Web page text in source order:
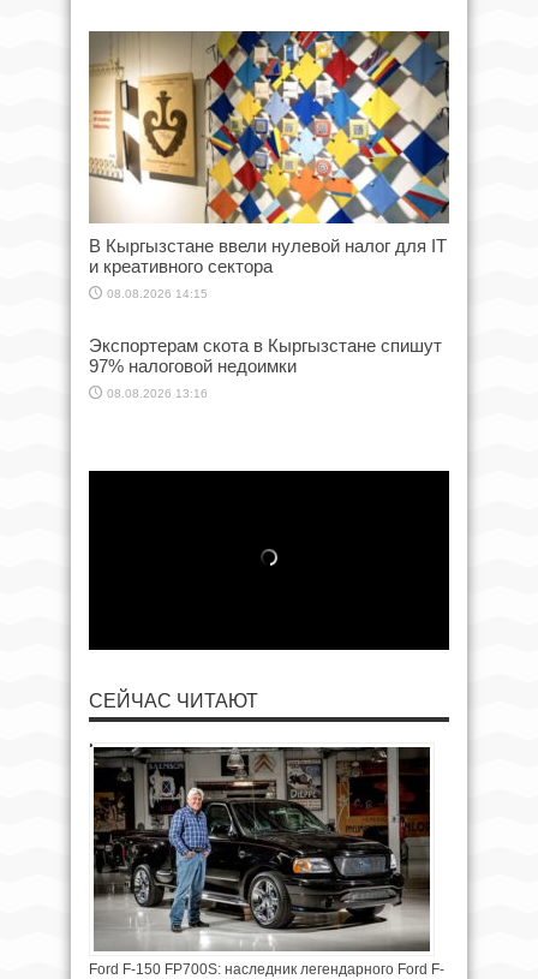
В Кыргызстане ввели нулевой налог для IT
и креативного сектора
08.08.2026 14:15
Экспортерам скота в Кыргызстане спишут
97% налоговой недоимки
08.08.2026 13:16
СЕЙЧАС ЧИТАЮТ
Ford F-150 FP700S: наследник легендарного Ford F-